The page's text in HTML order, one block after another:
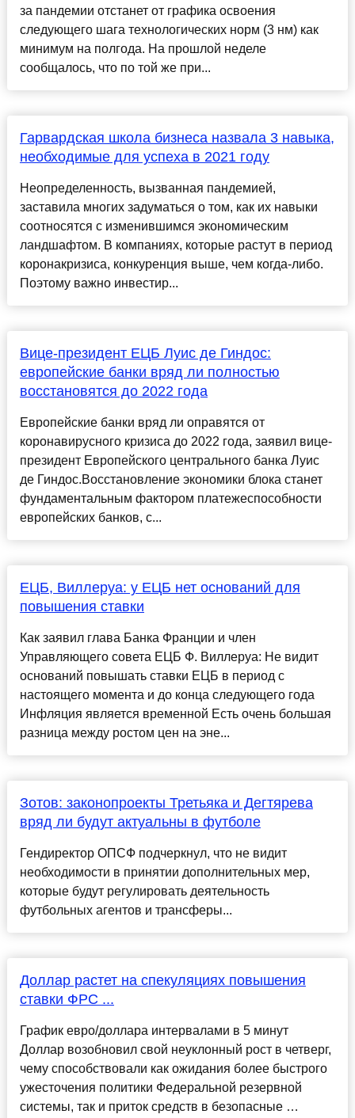
за пандемии отстанет от графика освоения
следующего шага технологических норм (3 нм) как
минимум на полгода. На прошлой неделе
сообщалось, что по той же при...
Гарвардская школа бизнеса назвала 3 навыка,
необходимые для успеха в 2021 году
Неопределенность, вызванная пандемией,
заставила многих задуматься о том, как их навыки
соотносятся с изменившимся экономическим
ландшафтом. В компаниях, которые растут в период
коронакризиса, конкуренция выше, чем когда-либо.
Поэтому важно инвестир...
Вице-президент ЕЦБ Луис де Гиндос:
европейские банки вряд ли полностью
восстановятся до 2022 года
Европейские банки вряд ли оправятся от
коронавирусного кризиса до 2022 года, заявил вице-
президент Европейского центрального банка Луис
де Гиндос.Восстановление экономики блока станет
фундаментальным фактором платежеспособности
европейских банков, с...
ЕЦБ, Виллеруа: у ЕЦБ нет оснований для
повышения ставки
Как заявил глава Банка Франции и член
Управляющего совета ЕЦБ Ф. Виллеруа: Не видит
оснований повышать ставки ЕЦБ в период с
настоящего момента и до конца следующего года
Инфляция является временной Есть очень большая
разница между ростом цен на эне...
Зотов: законопроекты Третьяка и Дегтярева
вряд ли будут актуальны в футболе
Гендиректор ОПСФ подчеркнул, что не видит
необходимости в принятии дополнительных мер,
которые будут регулировать деятельность
футбольных агентов и трансферы...
Доллар растет на спекуляциях повышения
ставки ФРС ...
График евро/доллара интервалами в 5 минут
Доллар возобновил свой неуклонный рост в четверг,
чему способствовали как ожидания более быстрого
ужесточения политики Федеральной резервной
системы, так и приток средств в безопасные …